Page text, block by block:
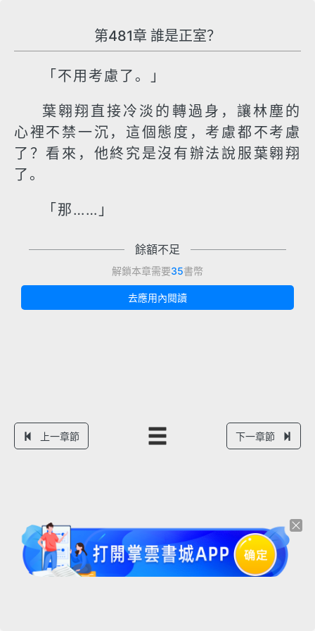
第481章 誰是正室？
「不用考慮了。」
葉翱翔直接冷淡的轉過身，讓林塵的
心裡不禁一沉，這個態度，考慮都不考慮
了？看來，他終究是沒有辦法說服葉翱翔
了。
「那……」
餘額不足
解鎖本章需要35書幣
去應用內閱讀
上一章節 下一章節